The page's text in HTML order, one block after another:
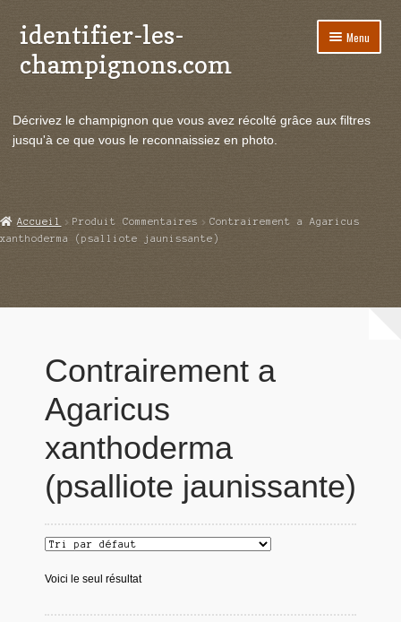
Aller
à
la
Aller
au
contenu
identifier-les-
champignons.com
Menu
le
Actualités
menu
Echanges et contacts
Ouvrir
Décrivez le champignon que vous avez récolté grâce aux filtres
jusqu'à ce que vous le reconnaissiez en photo.
Accueil Produit Commentaires
Contrairement a Agaricus
xanthoderma (psalliote jaunissante)
Contrairement a
Agaricus
xanthoderma
(psalliote jaunissante)
Voici le seul résultat